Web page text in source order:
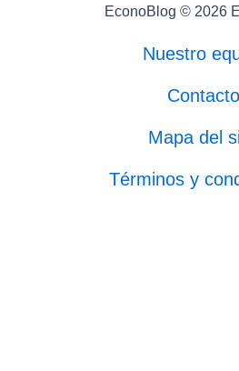
EconoBlog © 2026
Nuestro
Contacto
Mapa del
Términos y